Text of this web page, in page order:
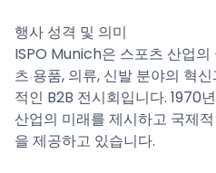
행사 성격 및 의미
ISPO Munich은 스포츠 산업
츠 용품, 의류, 신발 분야의 혁
적인 B2B 전시회입니다. 1970
산업의 미래를 제시하고 국제
을 제공하고 있습니다.